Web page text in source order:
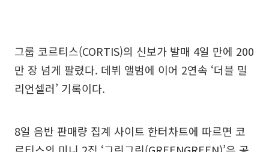
그룹 코르티스(CORTIS)의 신보가 발매 4일 만에 200
만 장 넘게 팔렸다. 데뷔 앨범에 이어 2연속 ‘더블 밀
리언셀러’ 기록이다.
8일 음반 판매량 집계 사이트 한터차트에 따르면 코